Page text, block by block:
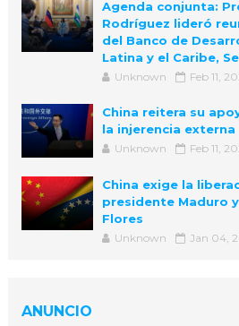
Agenda conjunta:
Rodríguez lideró
del Banco de
Latina y el Caribe,
Unknown Feb 11,
China reitera su
la injerencia externa
Unknown Feb 11,
China exige la
presidente Maduro
Flores
Unknown Jan 04,
ANUNCIO